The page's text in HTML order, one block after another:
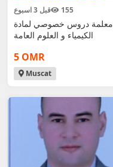
قبل 3 اسبوع 155
معلمة دروس خصوصي لمادة
الكيمياء و العلوم العامة
5 OMR
Muscat